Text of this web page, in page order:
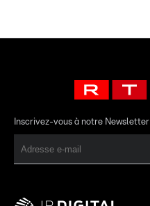
Inscrivez-vous à notre Newsletter